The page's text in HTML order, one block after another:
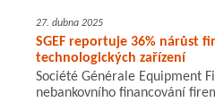
27. dubna 2025
SGEF reportuje 36% nárůst
technologických zařízení
Société Générale Equipment
nebankovního financování